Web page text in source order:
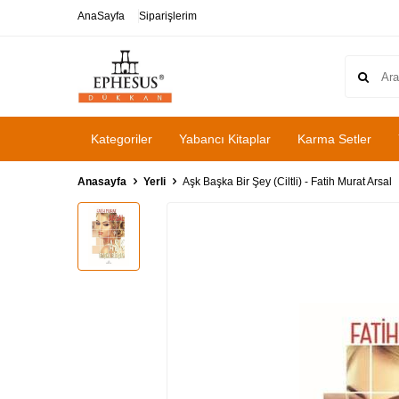
AnaSayfa Siparişlerim
Kategoriler Yabancı Kitaplar Karma Setler
Anasayfa Yerli Aşk Başka Bir Şey (Ciltli) - Fatih Murat Arsal